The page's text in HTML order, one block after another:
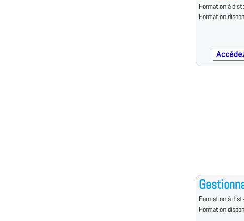
Formation à
Formation
Formation à
Formation